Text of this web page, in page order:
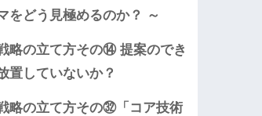
をどう見極めるのか？ ～
略の立て方その⑭ 提案のでき
置していないか？
略の立て方その㉜「コア技術